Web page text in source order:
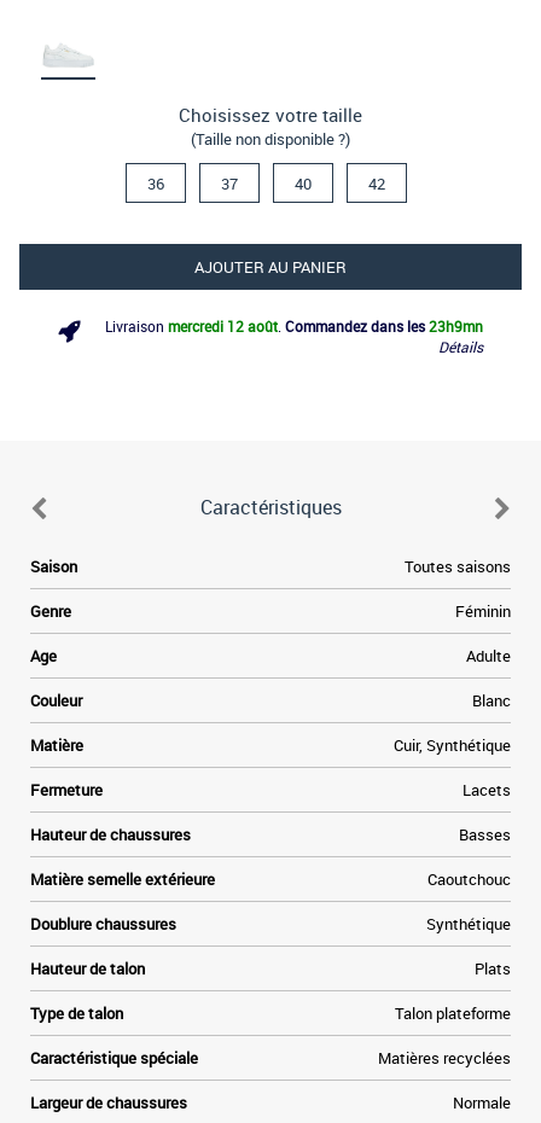
Choisissez votre taille
(Taille non disponible ?)
36 37 40 42
AJOUTER AU PANIER
Livraison mercredi 12 août Commandez dans les23h9mn
Détails
Caractéristiques
Saison Toutes saisons
Genre Féminin
Age Adulte
Couleur Blanc
Matière Cuir, Synthétique
Fermeture Lacets
Hauteur de chaussures Basses
Matière semelle extérieure Caoutchouc
Doublure chaussures Synthétique
Hauteur de talon Plats
Type de talon Talon plateforme
Caractéristique spéciale Matières recyclées
Largeur de chaussures Normale